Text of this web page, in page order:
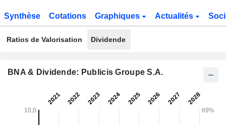
Synthèse Cotations Graphiques Actualités
Ratios de Valorisation Dividende
BNA & Dividende: Publicis Groupe S.A.